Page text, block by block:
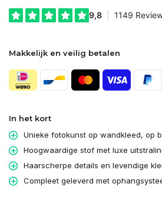
Makkelijk en veilig betalen
In het kort
Unieke fotokunst op wandkleed, op
Hoogwaardige stof met luxe
Haarscherpe details en levendige
Compleet geleverd met